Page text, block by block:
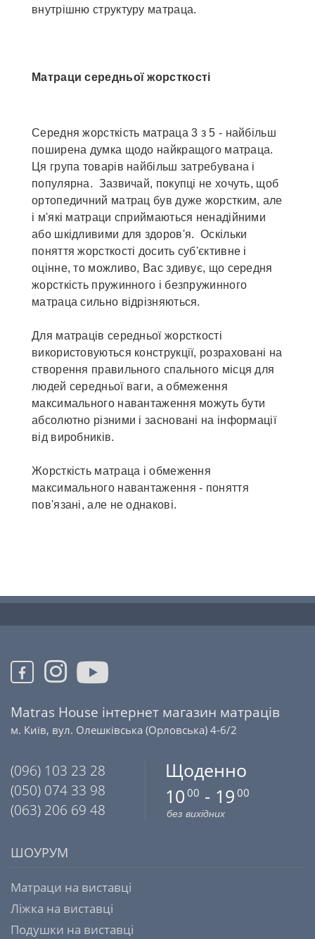
внутрішню структуру матраца.
Матраци середньої жорсткості
Середня жорсткість матраца 3 з 5 - найбільш
поширена думка щодо найкращого матраца.
Ця група товарів найбільш затребувана і
популярна. Зазвичай, покупці не хочуть, щоб
ортопедичний матрац був дуже жорстким, але
і м'які матраци сприймаються ненадійними
або шкідливими для здоров'я. Оскільки
поняття жорсткості досить суб'єктивне і
оцінне, то можливо, Вас здивує, що середня
жорсткість пружинного і безпружинного
матраца сильно відрізняються.
Для матраців середньої жорсткості
використовуються конструкції, розраховані на
створення правильного спального місця для
людей середньої ваги, а обмеження
максимального навантаження можуть бути
абсолютно різними і засновані на інформації
від виробників.
Жорсткість матраца і обмеження
максимального навантаження - поняття
пов'язані, але не однакові.
Matras House інтернет магазин матраців
м. Київ, вул. Олешківська (Орловська) 4-6/2
(096) 103 23 28
(050) 074 33 98
(063) 206 69 48
Щоденно
10 00 - 19 00
без вихідних
ШОУРУМ
Матраци на виставці
Ліжка на виставці
Подушки на виставці